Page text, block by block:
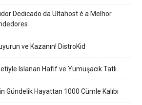
Dedicado da Ultahost é a Melhor
ve Kazanın! DistroKid
Islanan Hafif ve Yumuşacık Tatlı
Gündelik Hayattan 1000 Cümle Kalıbı